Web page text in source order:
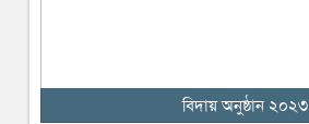
বিদায় অনুষ্ঠান ২০২৩